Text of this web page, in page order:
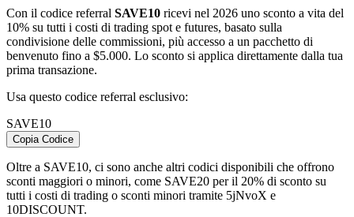
Con il codice referral SAVE10 ricevi nel 2026 uno sconto a vita del
10% su tutti i costi di trading spot e futures, basato sulla
condivisione delle commissioni, più accesso a un pacchetto di
benvenuto fino a $5.000. Lo sconto si applica direttamente dalla tua
prima transazione.
Usa questo codice referral esclusivo:
SAVE10
Copia Codice
Oltre a SAVE10, ci sono anche altri codici disponibili che offrono
sconti maggiori o minori, come SAVE20 per il 20% di sconto su
tutti i costi di trading o sconti minori tramite 5jNvoX e
10DISCOUNT.